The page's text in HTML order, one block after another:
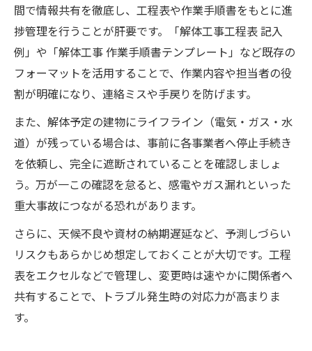
間で情報共有を徹底し、工程表や作業手順書をもとに進
捗管理を行うことが肝要です。「解体工事工程表 記入
例」や「解体工事 作業手順書テンプレート」など既存の
フォーマットを活用することで、作業内容や担当者の役
割が明確になり、連絡ミスや手戻りを防げます。
また、解体予定の建物にライフライン（電気・ガス・水
道）が残っている場合は、事前に各事業者へ停止手続き
を依頼し、完全に遮断されていることを確認しましょ
う。万が一この確認を怠ると、感電やガス漏れといった
重大事故につながる恐れがあります。
さらに、天候不良や資材の納期遅延など、予測しづらい
リスクもあらかじめ想定しておくことが大切です。工程
表をエクセルなどで管理し、変更時は速やかに関係者へ
共有することで、トラブル発生時の対応力が高まりま
す。